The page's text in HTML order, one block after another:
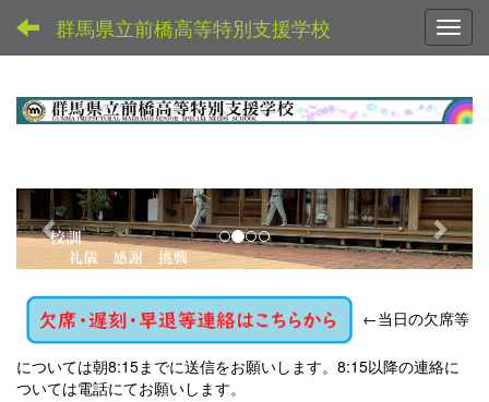
群馬県立前橋高等特別支援学校
p
r
e
v
i
o
u
n
e
x
←当日の欠席等
については朝8:15までに送信をお願いします。8:15以降の連絡に
ついては電話にてお願いします。